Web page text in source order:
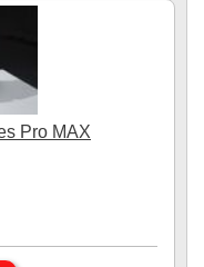
Pro MAX